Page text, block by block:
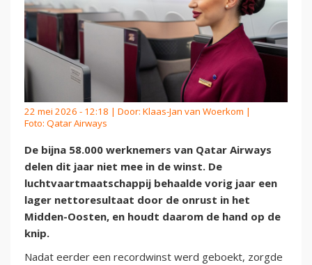
22 mei 2026 - 12:18 | Door: Klaas-Jan van Woerkom |
Foto: Qatar Airways
De bijna 58.000 werknemers van Qatar Airways
delen dit jaar niet mee in de winst. De
luchtvaartmaatschappij behaalde vorig jaar een
lager nettoresultaat door de onrust in het
Midden-Oosten, en houdt daarom de hand op de
knip.
Nadat eerder een recordwinst werd geboekt, zorgde